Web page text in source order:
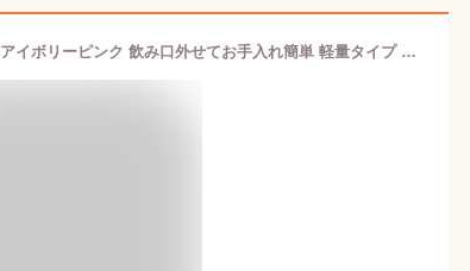
サーモス 水筒 真空断熱ケータイマグ 500 アイボリーピンク 飲み口外せてお手入れ簡単 軽量タイプ ワンタッチオープン ステンレス ボトル 保